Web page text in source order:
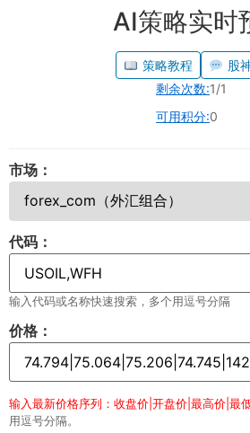
AI策略实时
策略教程
股
剩余次数:1/1
可用积分:0
市场：
代码：
输入代码或名称快速搜索，多个用逗号分隔
价格：
输入最新价格序列：收盘价|开盘价|最高价|最
用逗号分隔。